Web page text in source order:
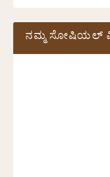
ನಮ್ಮ ಸೋಷಿಯಲ್‌